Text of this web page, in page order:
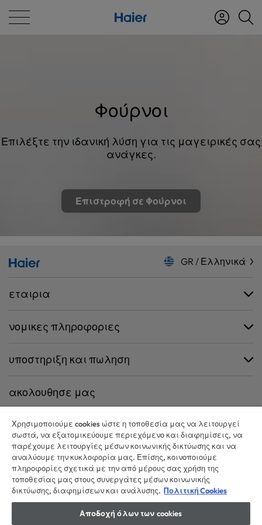
Φούρνοι
Επιλέξτε την ιδανική λύση για τις μαγειρικές σας
ανάγκες.
Επιστροφή σε Φούρνοι
GR / Ελληνικά
εταιρια
νομικες πληροφοριες
υποστηριξη και πωληση
ακολουθησε μας
CANDY HOOVER GROUP S.r.I. - Μοναδικός Μέτοχος - ΕΔΡΑ: Via Comolli,
57 - 20861 Brugherio (MB) - Ιταλία - ΔΙΟΙΚΗΤΙΚΑ ΓΡΑΦΕΙΑ: Via Privata Eden
Fumagalli snc - 20861 Brugherio (MB) και Via Trento n. 20/A-22 - 20871
Vimercate (MB) - Ιταλία - Τηλ.: +39.039.2086.1 - Φαξ: +39.039.2086.237 -
Μετοχικό κεφάλαιο 35.000.000,00 € iv - ΑΦΜ. και αριθμός εγγραφής
στο Μητρώο Επιχειρήσεων Μιλάνου-Μόντσα-Μπριάντσα-Λόντι
Χρησιμοποιούμε cookies ώστε η τοποθεσία μας να λειτουργεί
σωστά, να εξατομικεύουμε περιεχόμενο και διαφημίσεις, να
παρέχουμε λειτουργίες μέσων κοινωνικής δικτύωσης και να
αναλύουμε την κυκλοφορία μας. Επίσης, κοινοποιούμε
πληροφορίες σχετικά με την από μέρους σας χρήση της
τοποθεσίας μας στους συνεργάτες μέσων κοινωνικής
δικτύωσης, διαφημίσεων και ανάλυσης. Πολιτική Cookies
Αποδοχή όλων των cookies